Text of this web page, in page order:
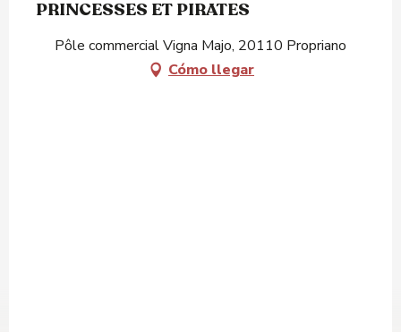
PRINCESSES ET PIRATES
Pôle commercial Vigna Majo, 20110 Propriano
Cómo llegar